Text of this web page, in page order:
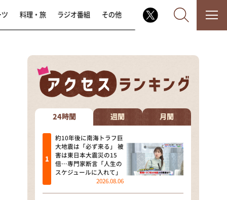
なるみ・岡村の過ぎるTV
相席食堂
これ余談なんですけど・・・
～人生密着トークバラエティ！
～ やすとものいたって真剣です
探偵！ナイトスクープ
料理・旅 ラジオ番組 その他
24時間 週間 月間
約10年後に南海トラフ巨
大地震は「必ず来る」 被
害は東日本大震災の15
倍…専門家断言「人生の
スケジュールに入れて」
2026.08.06